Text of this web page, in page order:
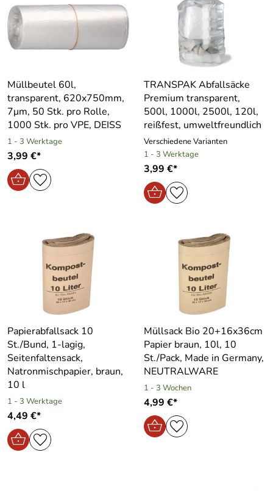
Müllbeutel 60l,
transparent, 620x750mm,
7μm, 50 Stk. pro Rolle,
1000 Stk. pro VPE, DEISS
1 - 3 Werktage
3,99 €*
TRANSPAK Abfallsäcke
Premium transparent,
500l, 1000l, 2500l, 120l,
reißfest, umweltfreundlich
Verschiedene Varianten
1 - 3 Werktage
3,99 €*
Papierabfallsack 10
St./Bund, 1-lagig,
Seitenfaltensack,
Natronmischpapier, braun,
10 l
1 - 3 Werktage
4,49 €*
Müllsack Bio 20+16x36cm
Papier braun, 10l, 10
St./Pack, Made in Germany,
NEUTRALWARE
1 - 3 Wochen
4,99 €*